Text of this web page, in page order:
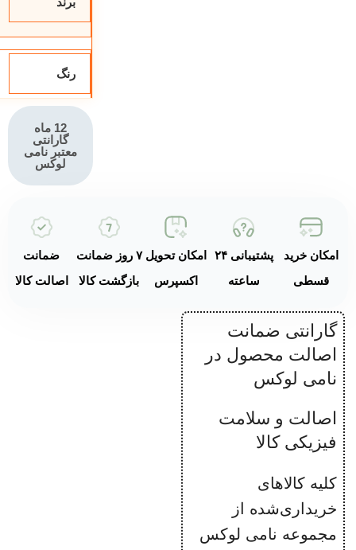
عملکرد گرم
کردن مجدد
رنگ
12 ماه
گارانتی
معتبر نامی
لوکس
امکان خرید
قسطی
پشتیبانی ۲۴
ساعته
امکان تحویل
اکسپرس
۷ روز ضمانت
بازگشت کالا
ضمانت
اصالت کالا
گارانتی ضمانت
اصالت محصول در
نامی لوکس
اصالت و سلامت
فیزیکی کالا
کلیه کالاهای
خریداری‌شده از
مجموعه نامی لوکس